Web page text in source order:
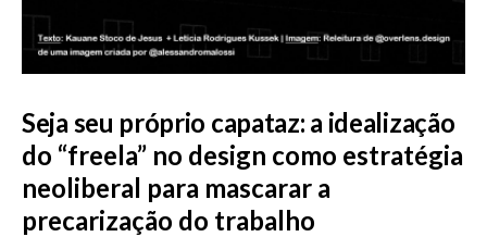
Seja seu próprio capataz: a idealização
do “freela” no design como estratégia
neoliberal para mascarar a
precarização do trabalho